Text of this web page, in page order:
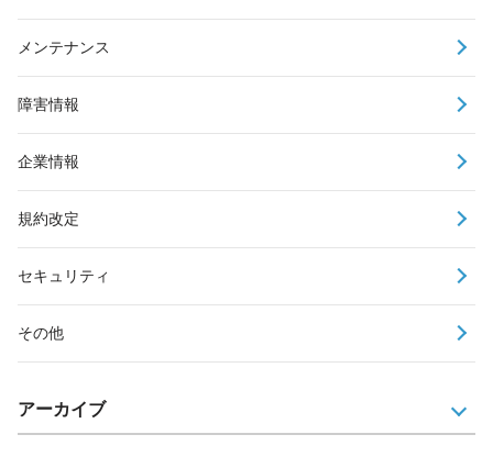
メンテナンス
障害情報
企業情報
規約改定
セキュリティ
その他
アーカイブ